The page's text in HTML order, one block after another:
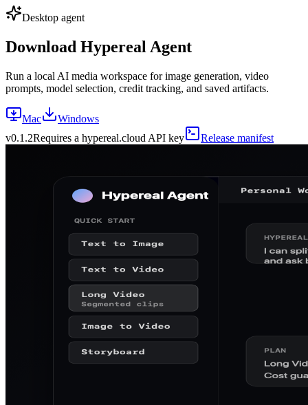
Desktop agent
Download Hypereal Agent
Run a local AI media workspace for image generation, video
prompts, model selection, credit tracking, and saved artifacts.
Mac
Windows
v0.1.2Requires a hypereal.cloud API key Release manifest